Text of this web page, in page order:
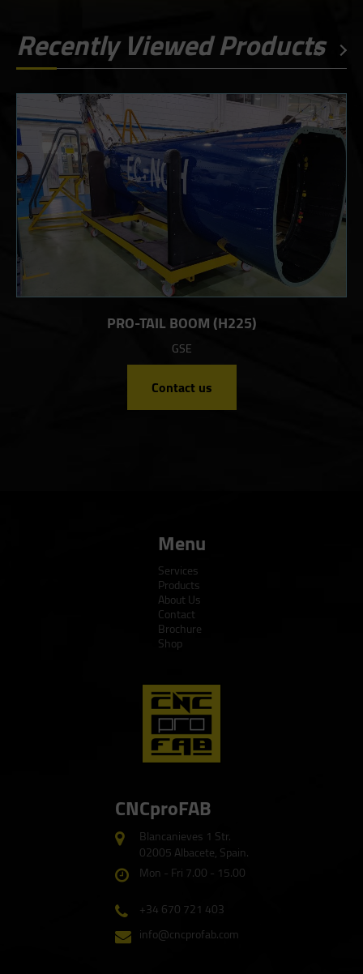
Recently Viewed Products
PRO-TAIL BOOM (H225)
GSE
Contact us
Menu
Services
Products
About Us
Contact
Brochure
Shop
CNCproFAB
Blancanieves 1 Str.
02005 Albacete, Spain.
Mon - Fri 7.00 - 15.00
+34 670 721 403
info@cncprofab.com